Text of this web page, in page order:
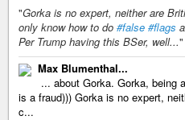
"Gorka is no expert, neither are
only know how to do #false #flags
Per Trump having this BSer, well..."
Max Blumenthal...
... about Gorka. Gorka, being
is a fraud))) Gorka is no expert,
c...